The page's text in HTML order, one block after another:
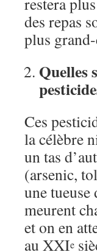
des repas
plus
Quelles
Ces
la célèbre
un tas
(arsenic,
une
meurent
et on en
au XXIe